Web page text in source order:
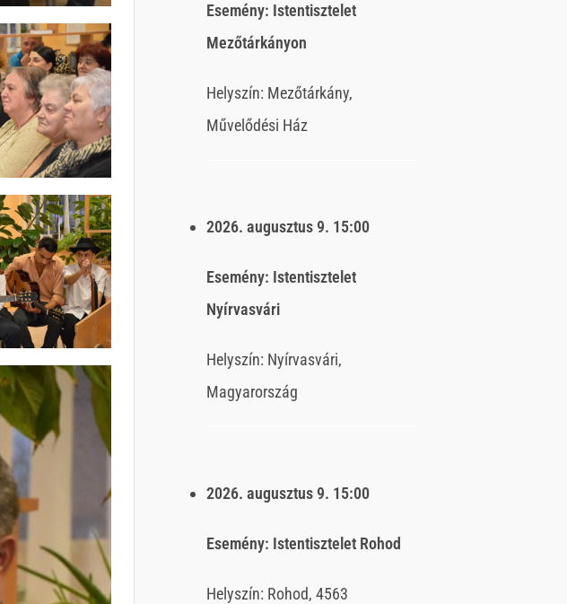
Esemény: Istentisztelet
Mezőtárkányon
Helyszín: Mezőtárkány,
Művelődési Ház
2026. augusztus 9. 15:00
Esemény: Istentisztelet
Nyírvasvári
Helyszín: Nyírvasvári,
Magyarország
2026. augusztus 9. 15:00
Esemény: Istentisztelet Rohod
Helyszín: Rohod, 4563